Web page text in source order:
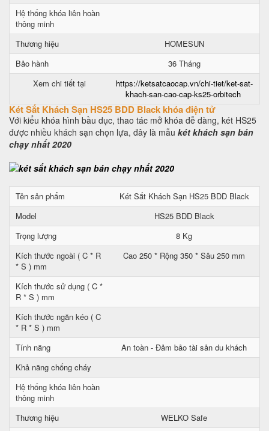
Hệ thống khóa liên hoàn
thông minh
Thương hiệu
HOMESUN
Bảo hành
36 Tháng
Xem chi tiết tại
https://ketsatcaocap.vn/chi-tiet/ket-sat-
khach-san-cao-cap-ks25-orbitech
Két Sắt Khách Sạn HS25 BDD Black khóa điện tử
Với kiểu khóa hình bầu dục, thao tác mở khóa đễ dàng, két HS25
được nhiều khách sạn chọn lựa, đây là mẫu két khách sạn bán
chạy nhất 2020
Tên sản phẩm
Két Sắt Khách Sạn HS25 BDD Black
Model
HS25 BDD Black
Trọng lượng
8 Kg
Kích thước ngoài ( C * R
* S ) mm
Cao 250 * Rộng 350 * Sâu 250 mm
Kích thước sử dụng ( C *
R * S ) mm
Kích thước ngăn kéo ( C
* R * S ) mm
Tính năng
An toàn - Đảm bảo tài sản du khách
Khả năng chống cháy
Hệ thống khóa liên hoàn
thông minh
Thương hiệu
WELKO Safe